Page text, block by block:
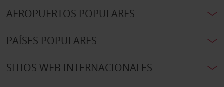
AEROPUERTOS POPULARES
PAÍSES POPULARES
SITIOS WEB INTERNACIONALES